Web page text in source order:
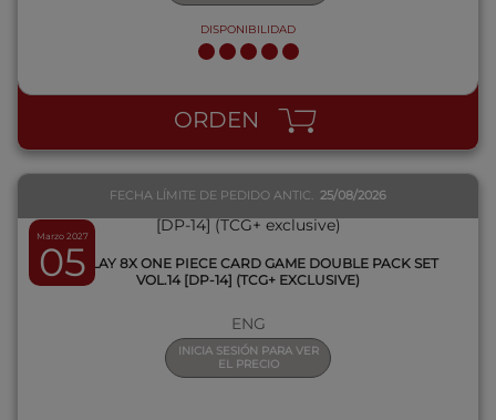
DISPONIBILIDAD
ORDEN
Marzo 2027
05
FECHA LÍMITE DE PEDIDO ANTIC. 25/08/2026
QUICK VIEW
DISPLAY 8X ONE PIECE CARD GAME DOUBLE PACK SET
VOL.14 [DP-14] (TCG+ EXCLUSIVE)
ENG
INICIA SESIÓN PARA VER
EL PRECIO